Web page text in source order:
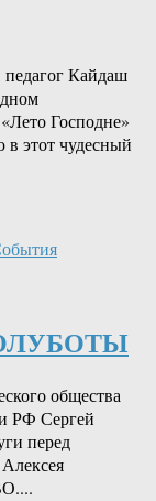
педагог Кайдаш
Господне»
в этот чудесный
общества
РФ Сергей
перед